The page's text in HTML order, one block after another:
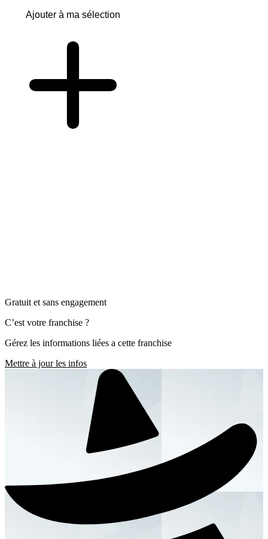
Ajouter à ma sélection
Gratuit et sans engagement
C’est votre franchise ?
Gérez les informations liées a cette franchise
Mettre à jour les infos